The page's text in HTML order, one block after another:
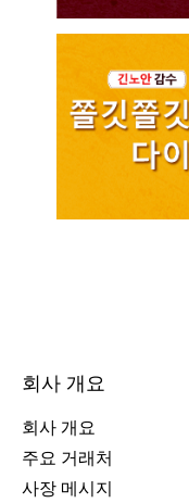
회사 개요
회사 개요
주요 거래처
사장 메시지